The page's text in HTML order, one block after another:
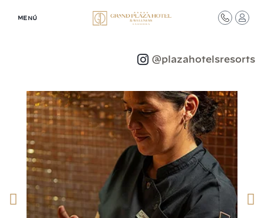
MENÚ
Síguenos en redes
@plazahotelsresorts